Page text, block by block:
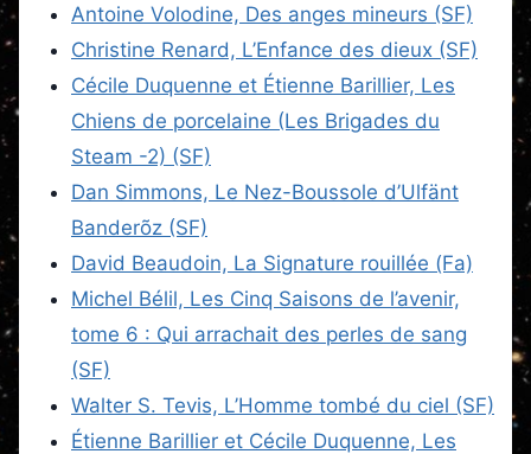
Antoine Volodine, Des anges mineurs (SF)
Christine Renard, L’Enfance des dieux (SF)
Cécile Duquenne et Étienne Barillier, Les
Chiens de porcelaine (Les Brigades du
Steam -2) (SF)
Dan Simmons, Le Nez-Boussole d’Ulfänt
Banderõz (SF)
David Beaudoin, La Signature rouillée (Fa)
Michel Bélil, Les Cinq Saisons de l’avenir,
tome 6 : Qui arrachait des perles de sang
(SF)
Walter S. Tevis, L’Homme tombé du ciel (SF)
Étienne Barillier et Cécile Duquenne, Les